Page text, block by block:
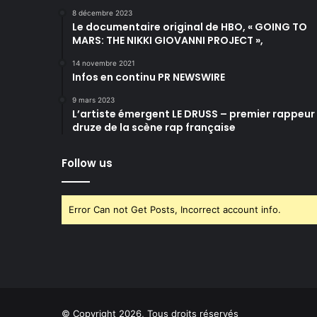
8 décembre 2023
Le documentaire original de HBO, « GOING TO
MARS: THE NIKKI GIOVANNI PROJECT »,
14 novembre 2021
Infos en continu PR NEWSWIRE
9 mars 2023
L’artiste émergent LE DRUSS – premier rappeur
druze de la scène rap française
Follow us
Error Can not Get Posts, Incorrect account info.
© Copyright 2026, Tous droits réservés